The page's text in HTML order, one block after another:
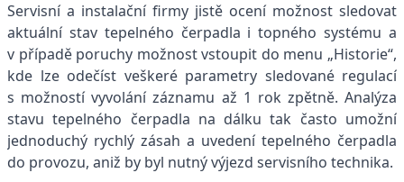
Servisní a instalační firmy jistě ocení možnost sledovat
aktuální stav tepelného čerpadla i topného systému a
v případě poruchy možnost vstoupit do menu „Historie“,
kde lze odečíst veškeré parametry sledované regulací
s možností vyvolání záznamu až 1 rok zpětně. Analýza
stavu tepelného čerpadla na dálku tak často umožní
jednoduchý rychlý zásah a uvedení tepelného čerpadla
do provozu, aniž by byl nutný výjezd servisního technika.